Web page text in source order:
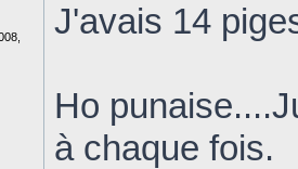
J'avais 14
Ho
à chaque fois.